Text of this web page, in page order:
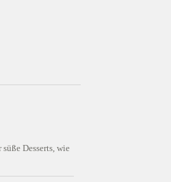
Desserts, wie